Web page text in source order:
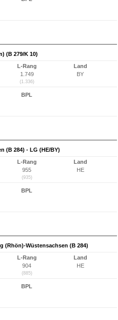
(B 279/K 10)
L-Rang
1.749
(1.336)
Land
BY
BPL
(B 284) - LG (HE/BY)
L-Rang
955
(935)
Land
HE
BPL
(Rhön)-Wüstensachsen (B 284)
L-Rang
904
(885)
Land
HE
BPL